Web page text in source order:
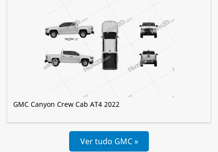
GMC Canyon Crew Cab AT4 2022
Ver tudo GMC »